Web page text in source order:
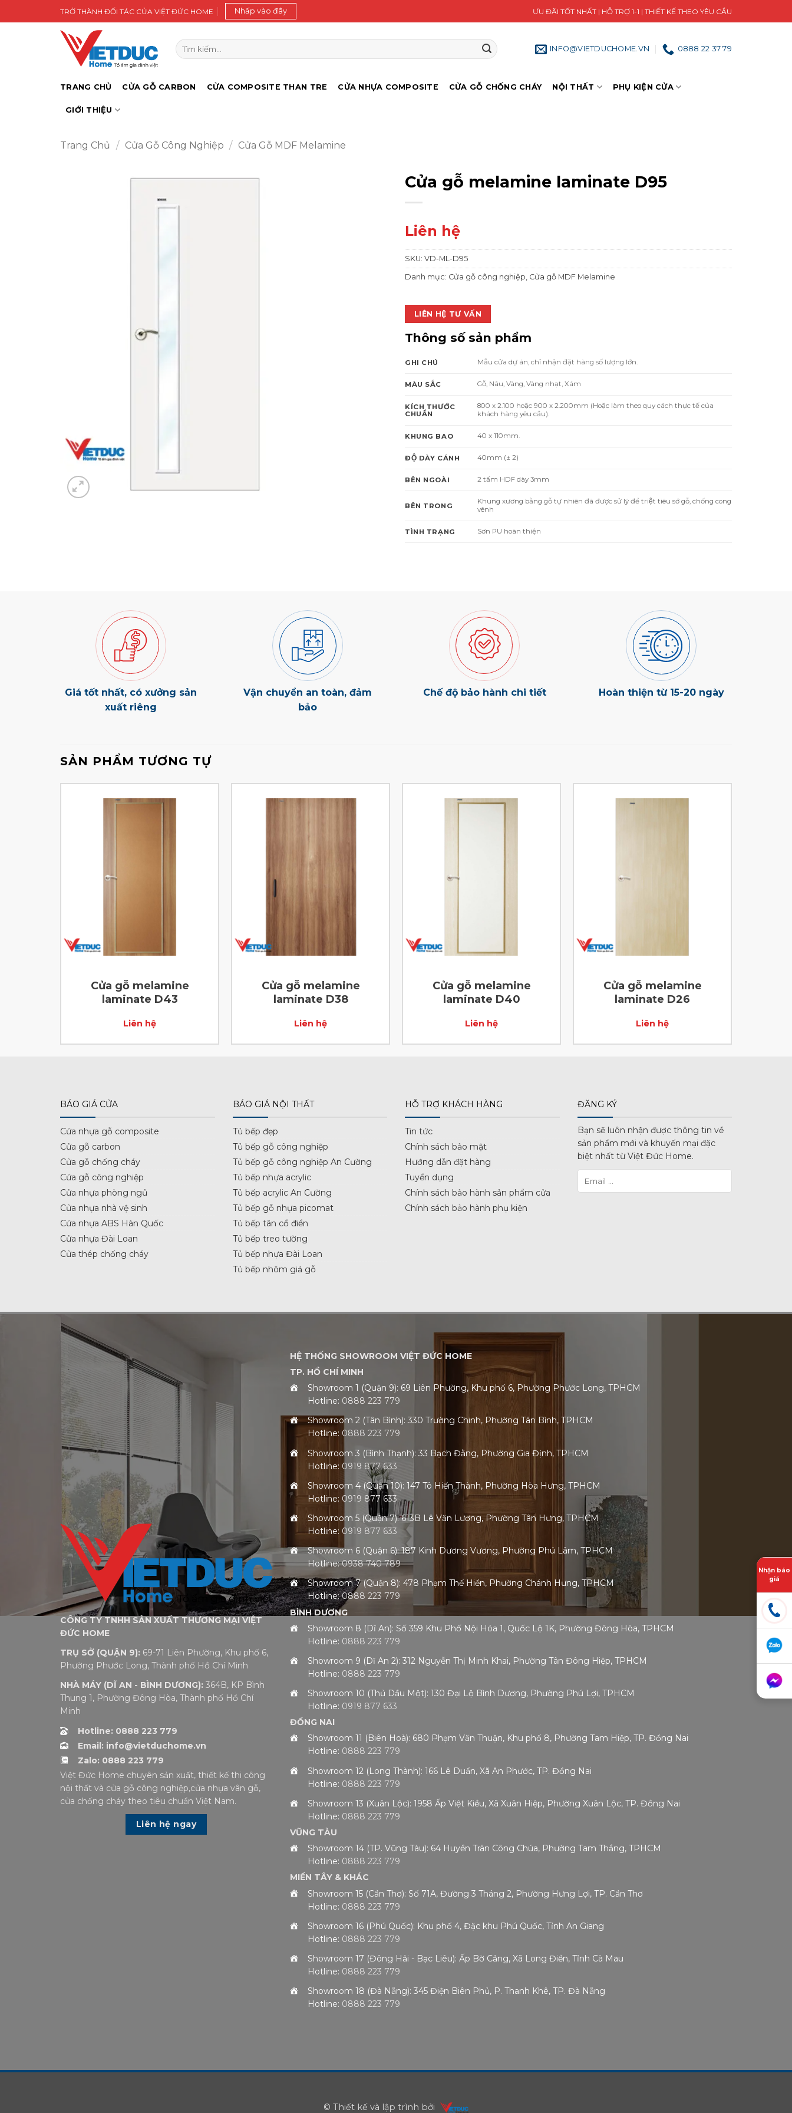
qua
TRỞ THÀNH ĐỐI TÁC CỦA VIỆT ĐỨC HOME Nhấp vào đây ƯU ĐÃI TỐT NHẤT | HỖ TRỢ 1-1 | THIẾT KẾ THEO YÊU CẦU
Tìm
kiếm:
INFO@VIETDUCHOME.VN 0888 22 37 79
TRANG CHỦ CỬA GỖ CARBON CỬA COMPOSITE THAN TRE CỬA NHỰA COMPOSITE CỬA GỖ CHỐNG CHÁY NỘI THẤT PHỤ KIỆN CỬA
GIỚI THIỆU
Trang Chủ / Cửa Gỗ Công Nghiệp / Cửa Gỗ MDF Melamine
Cửa gỗ melamine laminate D95
Liên hệ
SKU: VD-ML-D95
Danh mục: Cửa gỗ công nghiệp, Cửa gỗ MDF Melamine
LIÊN HỆ TƯ VẤN
Thông số sản phẩm
GHI CHÚ Mẫu cửa dự án, chỉ nhận đặt hàng số lượng lớn.
MÀU SẮC Gỗ, Nâu, Vàng, Vàng nhạt, Xám
KÍCH THƯỚC
CHUẨN
800 x 2.100 hoặc 900 x 2.200mm (Hoặc làm theo quy cách thực tế của
khách hàng yêu cầu).
KHUNG BAO 40 x 110mm.
ĐỘ DÀY CÁNH 40mm (± 2)
BÊN NGOÀI 2 tấm HDF dày 3mm
BÊN TRONG
Khung xương bằng gỗ tự nhiên đã được sử lý để triệt tiêu sớ gỗ, chống cong
vênh
TÌNH TRẠNG Sơn PU hoàn thiện
Giá tốt nhất, có xưởng sản
xuất riêng
Vận chuyển an toàn, đảm
bảo
Chế độ bảo hành chi tiết Hoàn thiện từ 15-20 ngày
SẢN PHẨM TƯƠNG TỰ
Cửa gỗ melamine
laminate D43
Liên hệ
Cửa gỗ melamine
laminate D38
Liên hệ
Cửa gỗ melamine
laminate D40
Liên hệ
Cửa gỗ melamine
laminate D26
Liên hệ
BÁO GIÁ CỬA
Cửa nhựa gỗ composite
Cửa gỗ carbon
Cửa gỗ chống cháy
Cửa gỗ công nghiệp
Cửa nhựa phòng ngủ
Cửa nhựa nhà vệ sinh
Cửa nhựa ABS Hàn Quốc
Cửa nhựa Đài Loan
Cửa thép chống cháy
BÁO GIÁ NỘI THẤT
Tủ bếp đẹp
Tủ bếp gỗ công nghiệp
Tủ bếp gỗ công nghiệp An Cường
Tủ bếp nhựa acrylic
Tủ bếp acrylic An Cường
Tủ bếp gỗ nhựa picomat
Tủ bếp tân cổ điển
Tủ bếp treo tường
Tủ bếp nhựa Đài Loan
Tủ bếp nhôm giả gỗ
HỖ TRỢ KHÁCH HÀNG
Tin tức
Chính sách bảo mật
Hướng dẫn đặt hàng
Tuyển dụng
Chính sách bảo hành sản phẩm cửa
Chính sách bảo hành phụ kiện
ĐĂNG KÝ
Bạn sẽ luôn nhận được thông tin về
sản phẩm mới và khuyến mại đặc
biệt nhất từ Việt Đức Home.
CÔNG TY TNHH SẢN XUẤT THƯƠNG MẠI VIỆT
ĐỨC HOME
TRỤ SỞ (QUẬN 9): 69-71 Liên Phường, Khu phố 6,
Phường Phước Long, Thành phố Hồ Chí Minh
NHÀ MÁY (DĨ AN - BÌNH DƯƠNG): 364B, KP Bình
Thung 1, Phường Đông Hòa, Thành phố Hồ Chí
Minh
Hotline: 0888 223 779
Email: info@vietduchome.vn
Zalo: 0888 223 779
Việt Đức Home chuyên sản xuất, thiết kế thi công
nội thất và cửa gỗ công nghiệp,cửa nhựa vân gỗ,
cửa chống cháy theo tiêu chuẩn Việt Nam.
Liên hệ ngay
HỆ THỐNG SHOWROOM VIỆT ĐỨC HOME
TP. HỒ CHÍ MINH
Showroom 1 (Quận 9): 69 Liên Phường, Khu phố 6, Phường Phước Long, TPHCM
Hotline: 0888 223 779
Showroom 2 (Tân Bình): 330 Trường Chinh, Phường Tân Bình, TPHCM
Hotline: 0888 223 779
Showroom 3 (Bình Thạnh): 33 Bạch Đằng, Phường Gia Định, TPHCM
Hotline: 0919 877 633
Showroom 4 (Quận 10): 147 Tô Hiến Thành, Phường Hòa Hưng, TPHCM
Hotline: 0919 877 633
Showroom 5 (Quận 7): 613B Lê Văn Lương, Phường Tân Hưng, TPHCM
Hotline: 0919 877 633
Showroom 6 (Quận 6): 187 Kinh Dương Vương, Phường Phú Lâm, TPHCM
Hotline:0938 740 789
Showroom 7 (Quận 8): 478 Phạm Thế Hiển, Phường Chánh Hưng, TPHCM
Hotline:0888 223 779
BÌNH DƯƠNG
Showroom 8 (Dĩ An): Số 359 Khu Phố Nội Hóa 1, Quốc Lộ 1K, Phường Đông Hòa, TPHCM
Hotline: 0888 223 779
Showroom 9 (Dĩ An 2): 312 Nguyễn Thị Minh Khai, Phường Tân Đông Hiệp, TPHCM
Hotline: 0888 223 779
Showroom 10 (Thủ Dầu Một): 130 Đại Lộ Bình Dương, Phường Phú Lợi, TPHCM
Hotline: 0919 877 633
ĐỒNG NAI
Showroom 11 (Biên Hoà): 680 Phạm Văn Thuận, Khu phố 8, Phường Tam Hiệp, TP. Đồng Nai
Hotline: 0888 223 779
Showroom 12 (Long Thành): 166 Lê Duẩn, Xã An Phước, TP. Đồng Nai
Hotline: 0888 223 779
Showroom 13 (Xuân Lộc): 1958 Ấp Việt Kiều, Xã Xuân Hiệp, Phường Xuân Lộc, TP. Đồng Nai
Hotline: 0888 223 779
VŨNG TÀU
Showroom 14 (TP. Vũng Tàu): 64 Huyền Trân Công Chúa, Phường Tam Thắng, TPHCM
Hotline: 0888 223 779
MIỀN TÂY & KHÁC
Showroom 15 (Cần Thơ): Số 71A, Đường 3 Tháng 2, Phường Hưng Lợi, TP. Cần Thơ
Hotline: 0888 223 779
Showroom 16 (Phú Quốc): Khu phố 4, Đặc khu Phú Quốc, Tỉnh An Giang
Hotline: 0888 223 779
Showroom 17 (Đông Hải - Bạc Liêu): Ấp Bờ Cảng, Xã Long Điền, Tỉnh Cà Mau
Hotline: 0888 223 779
Showroom 18 (Đà Nẵng): 345 Điện Biên Phủ, P. Thanh Khê, TP. Đà Nẵng
Hotline: 0888 223 779
Nhận báo
giá
© Thiết kế và lập trình bởi